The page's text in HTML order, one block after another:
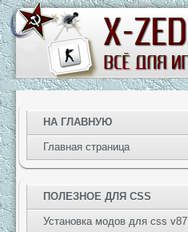
НА ГЛАВНУЮ
Главная страница
ПОЛЕЗНОЕ ДЛЯ CSS
Установка модов для css v87